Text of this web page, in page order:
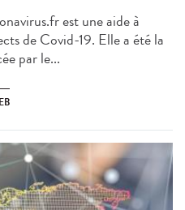
est une aide à
de Covid-19. Elle a été la
par le...